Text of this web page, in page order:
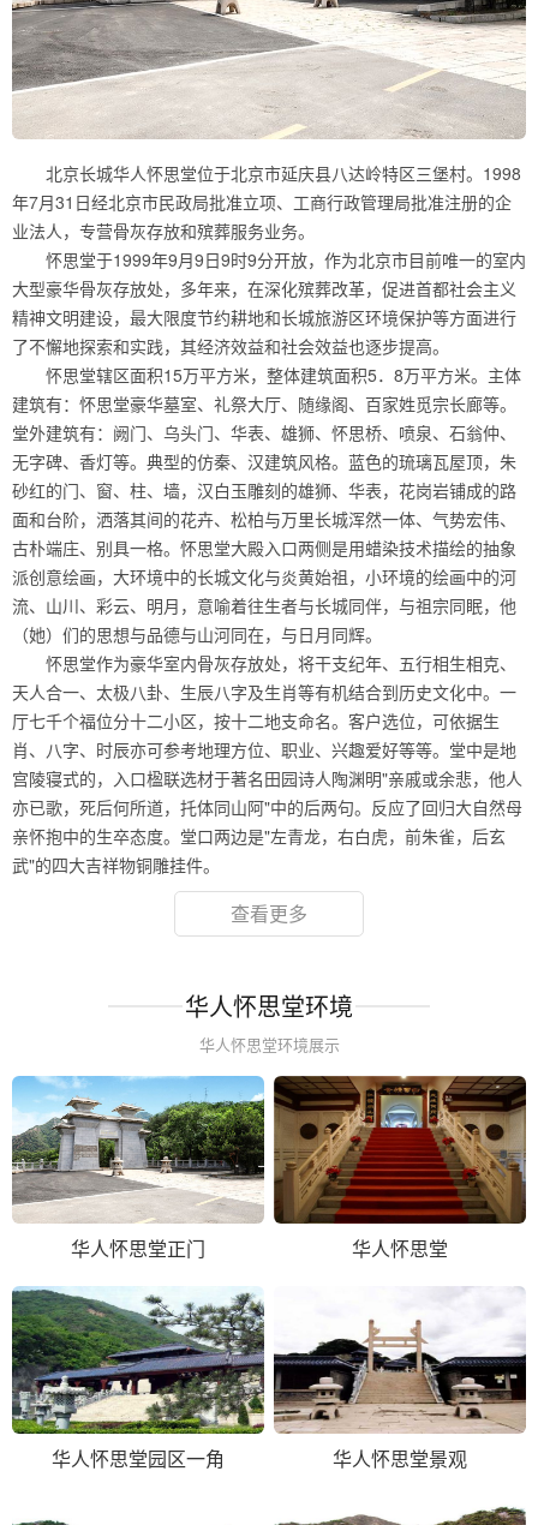
北京长城华人怀思堂位于北京市延庆县八达岭特区三堡村。1998
年7月31日经北京市民政局批准立项、工商行政管理局批准注册的企
业法人，专营骨灰存放和殡葬服务业务。
怀思堂于1999年9月9日9时9分开放，作为北京市目前唯一的室内
大型豪华骨灰存放处，多年来，在深化殡葬改革，促进首都社会主义
精神文明建设，最大限度节约耕地和长城旅游区环境保护等方面进行
了不懈地探索和实践，其经济效益和社会效益也逐步提高。
怀思堂辖区面积15万平方米，整体建筑面积5．8万平方米。主体
建筑有：怀思堂豪华墓室、礼祭大厅、随缘阁、百家姓觅宗长廊等。
堂外建筑有：阙门、乌头门、华表、雄狮、怀思桥、喷泉、石翁仲、
无字碑、香灯等。典型的仿秦、汉建筑风格。蓝色的琉璃瓦屋顶，朱
砂红的门、窗、柱、墙，汉白玉雕刻的雄狮、华表，花岗岩铺成的路
面和台阶，洒落其间的花卉、松柏与万里长城浑然一体、气势宏伟、
古朴端庄、别具一格。怀思堂大殿入口两侧是用蜡染技术描绘的抽象
派创意绘画，大环境中的长城文化与炎黄始祖，小环境的绘画中的河
流、山川、彩云、明月，意喻着往生者与长城同伴，与祖宗同眠，他
（她）们的思想与品德与山河同在，与日月同辉。
怀思堂作为豪华室内骨灰存放处，将干支纪年、五行相生相克、
天人合一、太极八卦、生辰八字及生肖等有机结合到历史文化中。一
厅七千个福位分十二小区，按十二地支命名。客户选位，可依据生
肖、八字、时辰亦可参考地理方位、职业、兴趣爱好等等。堂中是地
宫陵寝式的，入口楹联选材于著名田园诗人陶渊明"亲戚或余悲，他人
亦已歌，死后何所道，托体同山阿"中的后两句。反应了回归大自然母
亲怀抱中的生卒态度。堂口两边是"左青龙，右白虎，前朱雀，后玄
武"的四大吉祥物铜雕挂件。
查看更多
华人怀思堂环境
华人怀思堂环境展示
华人怀思堂正门 华人怀思堂
华人怀思堂园区一角 华人怀思堂景观